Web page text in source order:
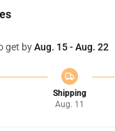
get byAug. 15 - Aug. 22
Shipping
Aug. 11